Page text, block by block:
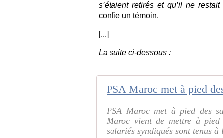
s’étaient retirés et qu’il ne
confie un témoin.
[...]
La suite ci-dessous :
PSA Maroc met à pied des
Maroc vient de mettre à
salariés syndiqués sont tenus